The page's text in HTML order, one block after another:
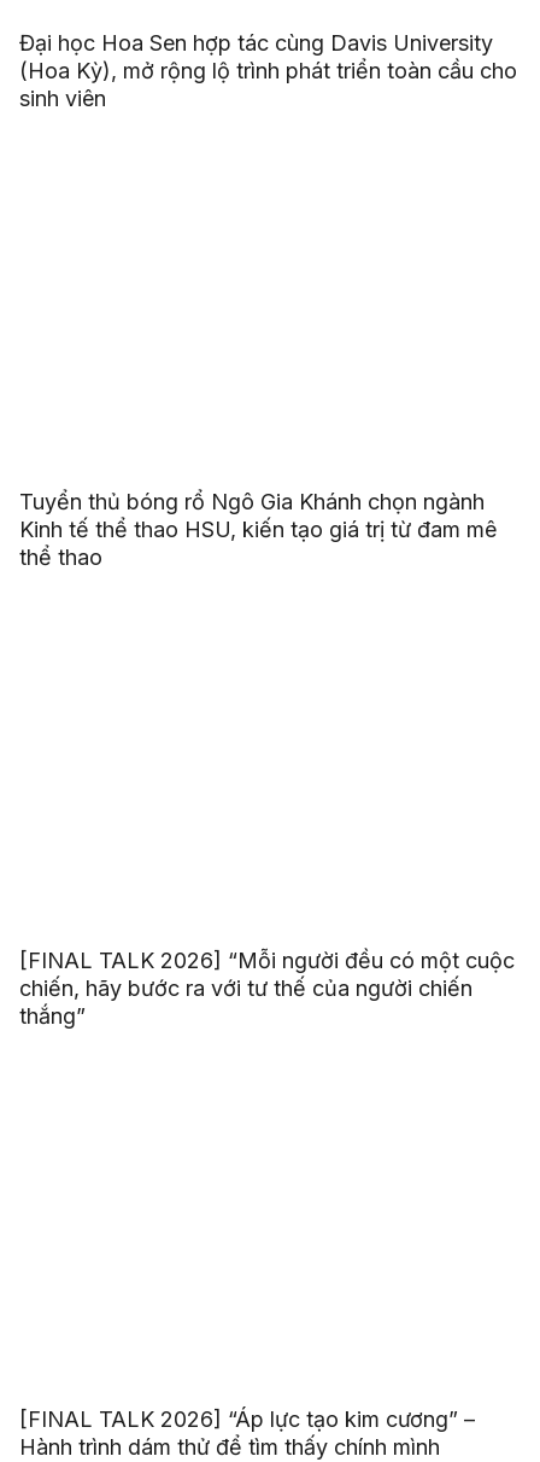
Đại học Hoa Sen hợp tác cùng Davis University
(Hoa Kỳ), mở rộng lộ trình phát triển toàn cầu cho
sinh viên
Tuyển thủ bóng rổ Ngô Gia Khánh chọn ngành
Kinh tế thể thao HSU, kiến tạo giá trị từ đam mê
thể thao
[FINAL TALK 2026] “Mỗi người đều có một cuộc
chiến, hãy bước ra với tư thế của người chiến
thắng”
[FINAL TALK 2026] “Áp lực tạo kim cương” –
Hành trình dám thử để tìm thấy chính mình